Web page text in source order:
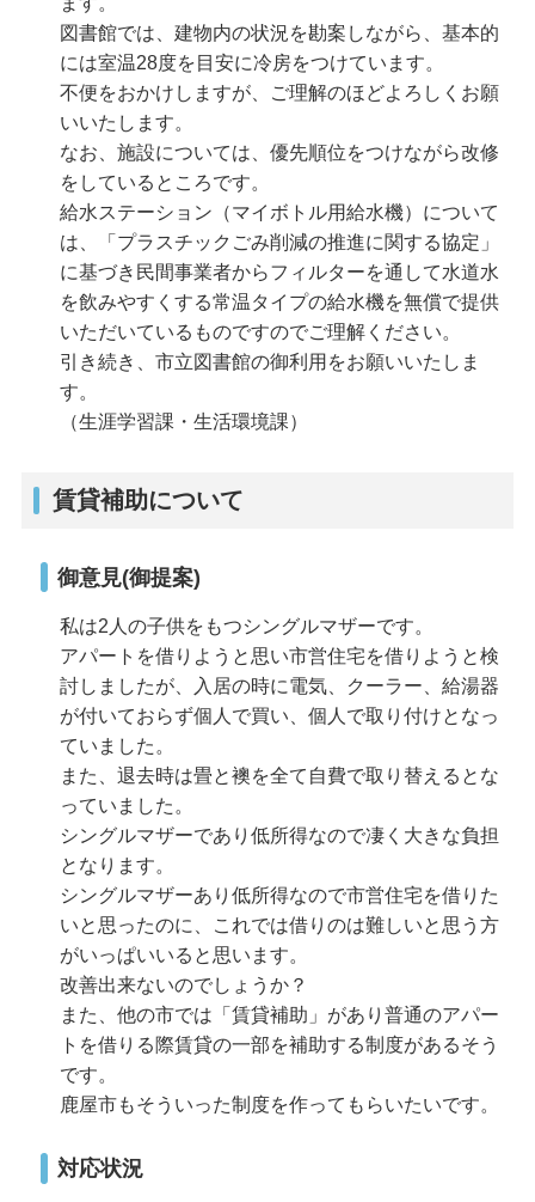
図書館では、建物内の状況を勘案しながら、基本的
には室温28度を目安に冷房をつけています。
不便をおかけしますが、ご理解のほどよろしくお願
いいたします。
なお、施設については、優先順位をつけながら改修
をしているところです。
給水ステーション（マイボトル用給水機）について
は、「プラスチックごみ削減の推進に関する協定」
に基づき民間事業者からフィルターを通して水道水
を飲みやすくする常温タイプの給水機を無償で提供
いただいているものですのでご理解ください。
引き続き、市立図書館の御利用をお願いいたしま
す。
（生涯学習課・生活環境課）
賃貸補助について
御意見(御提案)
私は2人の子供をもつシングルマザーです。
アパートを借りようと思い市営住宅を借りようと検
討しましたが、入居の時に電気、クーラー、給湯器
が付いておらず個人で買い、個人で取り付けとなっ
ていました。
また、退去時は畳と襖を全て自費で取り替えるとな
っていました。
シングルマザーであり低所得なので凄く大きな負担
となります。
シングルマザーあり低所得なので市営住宅を借りた
いと思ったのに、これでは借りのは難しいと思う方
がいっぱいいると思います。
改善出来ないのでしょうか？
また、他の市では「賃貸補助」があり普通のアパー
トを借りる際賃貸の一部を補助する制度があるそう
です。
鹿屋市もそういった制度を作ってもらいたいです。
対応状況